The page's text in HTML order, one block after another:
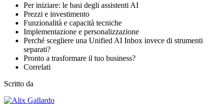
Per iniziare: le basi degli assistenti AI
Prezzi e investimento
Funzionalità e capacità tecniche
Implementazione e personalizzazione
Perché scegliere una Unified AI Inbox invece di strumenti
separati?
Pronto a trasformare il tuo business?
Correlati
Scritto da